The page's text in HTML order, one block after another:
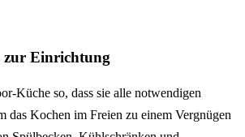
zur Einrichtung
Küche so, dass sie alle notwendigen
das Kochen im Freien zu einem Vergnügen